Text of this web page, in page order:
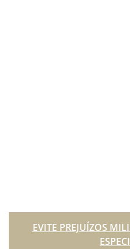
EVITE PREJUÍZOS